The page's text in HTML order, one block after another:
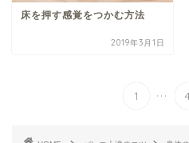
床を押す感覚をつかむ方法
2019年3月1日
1 ... 4